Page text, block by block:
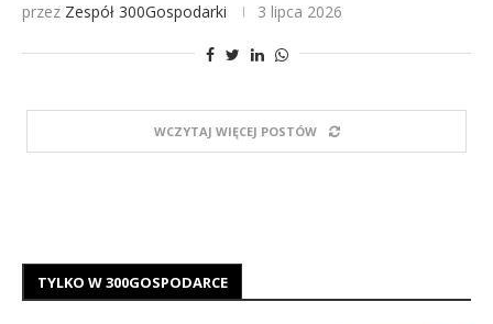
przez Zespół 300Gospodarki 3 lipca 2026
WCZYTAJ WIĘCEJ POSTÓW
TYLKO W 300GOSPODARCE